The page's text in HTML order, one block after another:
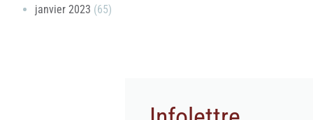
janvier 2023 (65)